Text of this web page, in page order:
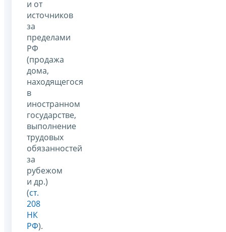
и от
источников
за
пределами
РФ
(продажа
дома,
находящегося
в
иностранном
государстве,
выполнение
трудовых
обязанностей
за
рубежом
и др.)
(ст.
208
НК
РФ).